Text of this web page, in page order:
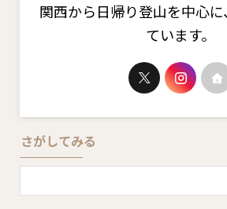
関西から日帰り登山を中心
ています。
さがしてみる